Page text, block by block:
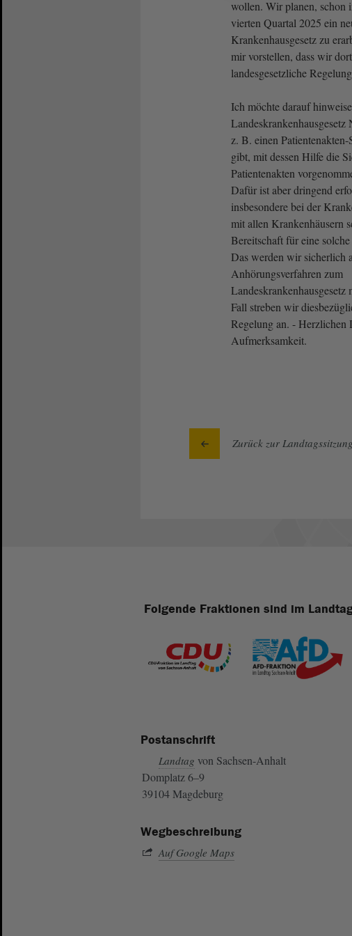
wollen. Wir planen, schon
vierten Quartal 2025 ein
Krankenhausgesetz zu
mir vorstellen, dass wir
landesgesetzliche
Ich möchte darauf
Landeskrankenhausgesetz
z. B. einen
gibt, mit dessen Hilfe die
Patientenakten
Dafür ist aber dringend
insbesondere bei der
mit allen Krankenhäusern
Bereitschaft für eine
Das werden wir sicherlich
Anhörungsverfahren zum
Landeskrankenhausgesetz
Fall streben wir
Regelung an. - Herzlichen
Aufmerksamkeit.
Zurück zur Landtagssitzung
Folgende Fraktionen sind im
Postanschrift
Landtag von Sachsen-Anhalt
Domplatz 6–9
39104 Magdeburg
Wegbeschreibung
Auf Google Maps